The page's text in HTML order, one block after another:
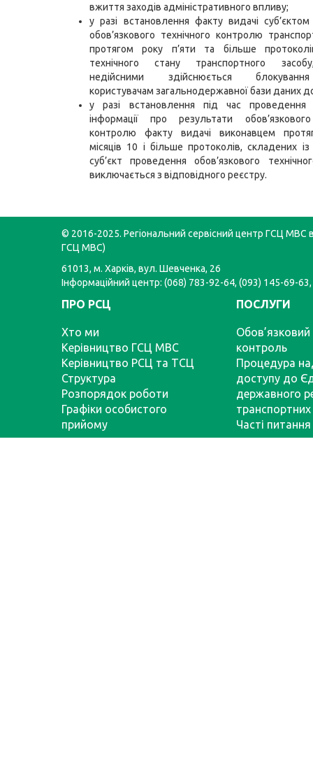
вжиття заходів адміністративного впливу;
у разі встановлення факту видачі
обов’язкового технічного контролю
протягом року п’яти та більше
технічного стану транспортного
недійсними здійснюється
користувачам загальнодержавної бази даних
у разі встановлення під час проведення
інформації про результати
контролю факту видачі виконавцем
місяців 10 і більше протоколів, складених
суб’єкт проведення обов’язкового
виключається з відповідного реєстру.
© 2016-2025. Регіональний сервісний центр ГСЦ МВС в
ГСЦ МВС)
61013, м. Харків, вул. Шевченка, 26
Інформаційний центр: (068) 783-92-64, (093) 145-69-
ПРО РСЦ
Хто ми
Керівництво ГСЦ МВС
Керівництво РСЦ та ТСЦ
Структура
Розпорядок роботи
Графіки особистого
прийому
ПОСЛУГИ
Обов’язковий
контроль
Процедура
доступу до
державного
транспортних
Часті питання